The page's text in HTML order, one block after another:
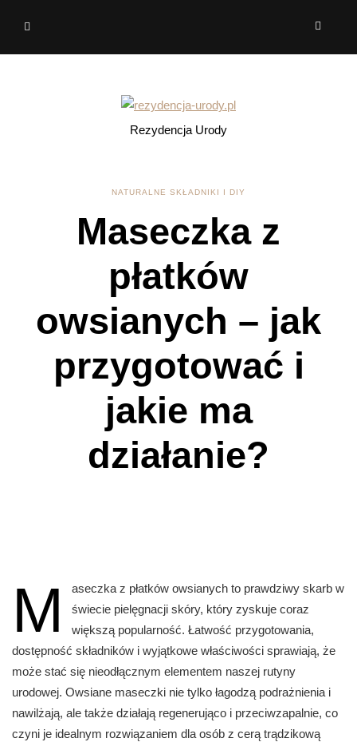
Rezydencja Urody
NATURALNE SKŁADNIKI I DIY
Maseczka z
płatków
owsianych – jak
przygotować i
jakie ma
działanie?
M
aseczka z płatków owsianych to prawdziwy skarb w
świecie pielęgnacji skóry, który zyskuje coraz
większą popularność. Łatwość przygotowania,
dostępność składników i wyjątkowe właściwości sprawiają, że
może stać się nieodłącznym elementem naszej rutyny
urodowej. Owsiane maseczki nie tylko łagodzą podrażnienia i
nawilżają, ale także działają regenerująco i przeciwzapalnie, co
czyni je idealnym rozwiązaniem dla osób z cerą trądzikową